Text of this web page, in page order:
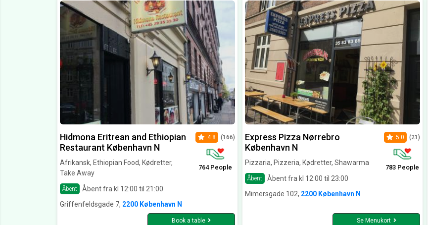
Hidmona Eritrean and Ethiopian
Restaurant København N
Afrikansk, Ethiopian Food, Kødretter,
Take Away
Åbent Åbent fra kl 12:00 til 21:00
4.8 (166)
764 People
Griffenfeldsgade 7, 2200 København N
Book a table
Express Pizza Nørrebro
København N
Pizzaria, Pizzeria, Kødretter, Shawarma
Åbent Åbent fra kl 12:00 til 23:00
5.0 (21)
783 People
Mimersgade 102, 2200 København N
Se Menukort